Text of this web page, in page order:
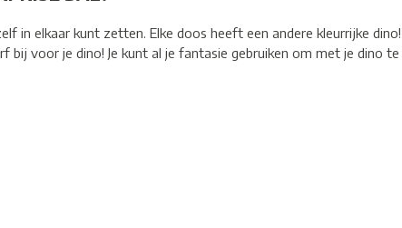
in elkaar kunt zetten. Elke doos heeft een andere kleurrijke
voor je dino! Je kunt al je fantasie gebruiken om met je dino